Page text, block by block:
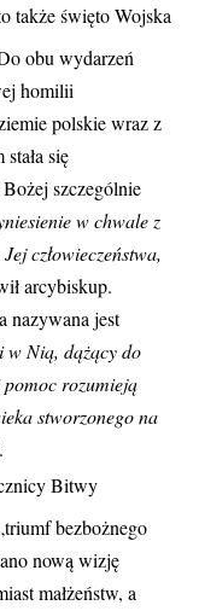
także święto Wojska
obu wydarzeń
homilii
polskie wraz z
się
szczególnie
w chwale z
człowieczeństwa,
arcybiskup.
nazywana jest
w Nią, dążący do
rozumieją
stworzonego na
Bitwy
bezbożnego
nową wizję
małżeństw, a